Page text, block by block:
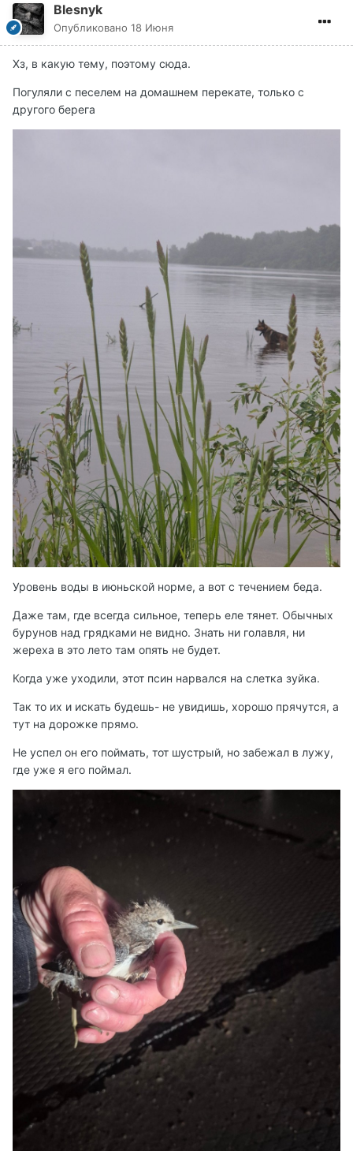
Blesnyk
Опубликовано 18 Июня
Хз, в какую тему, поэтому сюда.
Погуляли с песелем на домашнем перекате, только с
другого берега
Уровень воды в июньской норме, а вот с течением беда.
Даже там, где всегда сильное, теперь еле тянет. Обычных
бурунов над грядками не видно. Знать ни голавля, ни
жереха в это лето там опять не будет.
Когда уже уходили, этот псин нарвался на слетка зуйка.
Так то их и искать будешь- не увидишь, хорошо прячутся, а
тут на дорожке прямо.
Не успел он его поймать, тот шустрый, но забежал в лужу,
где уже я его поймал.